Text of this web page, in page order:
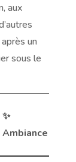
aux
un
sous le
✨
Ambiance